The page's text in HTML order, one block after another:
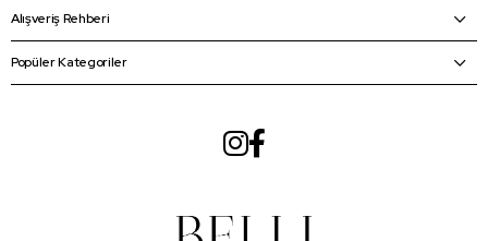
Alışveriş Rehberi
Popüler Kategoriler